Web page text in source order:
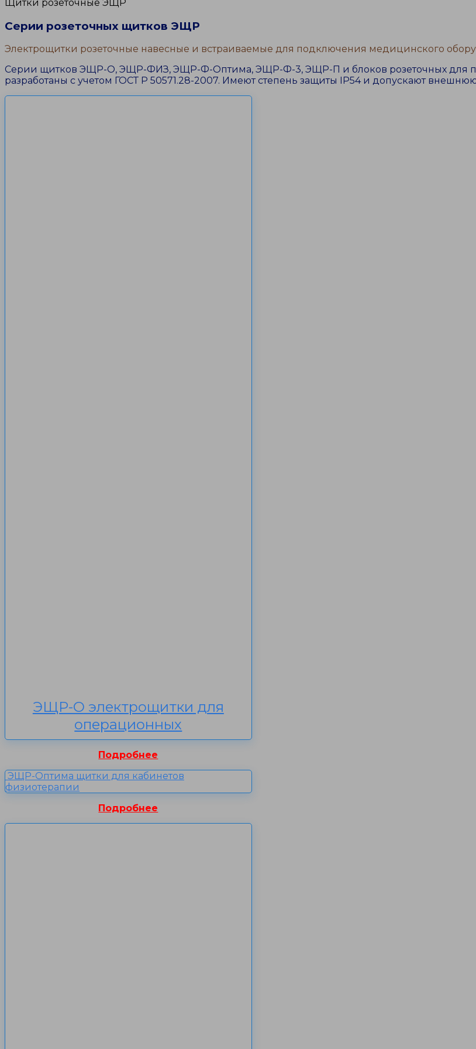
Щитки розеточные ЭЩР
Серии розеточных щитков ЭЩР
Электрощитки розеточные навесные и встраиваемые для подключения медицинского
Серии щитков ЭЩР-О, ЭЩР-ФИЗ, ЭЩР-Ф-Оптима, ЭЩР-Ф-3, ЭЩР-П и блоков розеточных для
разработаны с учетом ГОСТ Р 50571.28-2007. Имеют степень защиты IP54 и допускают
ЭЩР-О электрощитки для
операционных
Подробнее
ЭЩР-Оптима щитки для кабинетов
физиотерапии
Подробнее